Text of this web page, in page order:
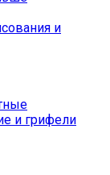
и
и грифели